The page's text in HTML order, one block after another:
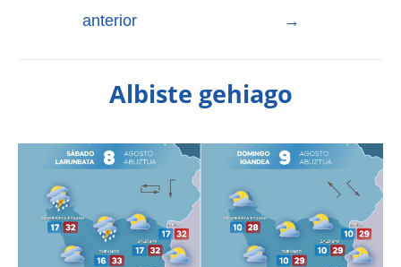
anterior
→
Albiste gehiago